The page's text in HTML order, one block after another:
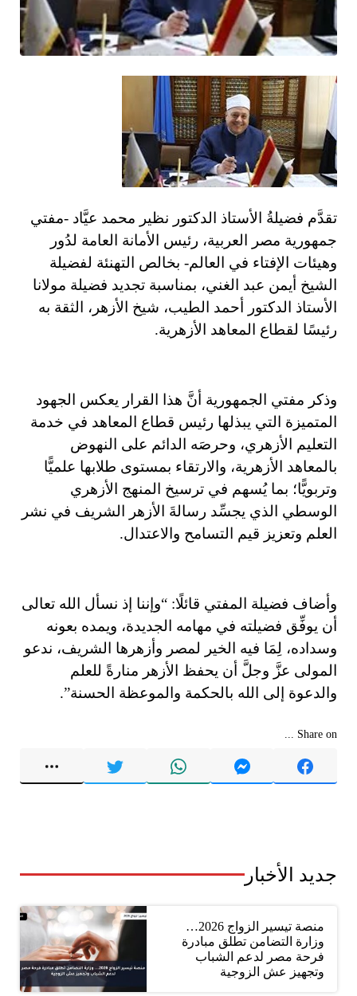
تقدَّم فضيلةُ الأستاذ الدكتور نظير محمد عيَّاد -مفتي
جمهورية مصر العربية، رئيس الأمانة العامة لدُور
وهيئات الإفتاء في العالم- بخالص التهنئة لفضيلة
الشيخ أيمن عبد الغني، بمناسبة تجديد فضيلة مولانا
الأستاذ الدكتور أحمد الطيب، شيخ الأزهر، الثقة به
رئيسًا لقطاع المعاهد الأزهرية.
وذكر مفتي الجمهورية أنَّ هذا القرار يعكس الجهود
المتميزة التي يبذلها رئيس قطاع المعاهد في خدمة
التعليم الأزهري، وحرصَه الدائم على النهوض
بالمعاهد الأزهرية، والارتقاء بمستوى طلابها علميًّا
وتربويًّا؛ بما يُسهم في ترسيخ المنهج الأزهري
الوسطي الذي يجسِّد رسالةَ الأزهر الشريف في نشر
العلم وتعزيز قيم التسامح والاعتدال.
وأضاف فضيلة المفتي قائلًا: “وإننا إذ نسأل الله تعالى
أن يوفِّق فضيلته في مهامه الجديدة، ويمده بعونه
وسداده، لِمَا فيه الخير لمصر وأزهرها الشريف، ندعو
المولى عزَّ وجلَّ أن يحفظ الأزهر منارةً للعلم
والدعوة إلى الله بالحكمة والموعظة الحسنة”.
Share on ...
جديد الأخبار
منصة تيسير الزواج 2026…
وزارة التضامن تطلق مبادرة
فرحة مصر لدعم الشباب
وتجهيز عش الزوجية